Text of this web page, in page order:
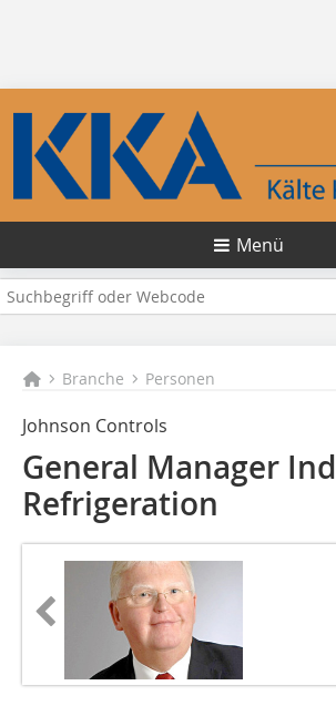
Menü
Branche Personen
Johnson Controls
General Manager
Refrigeration